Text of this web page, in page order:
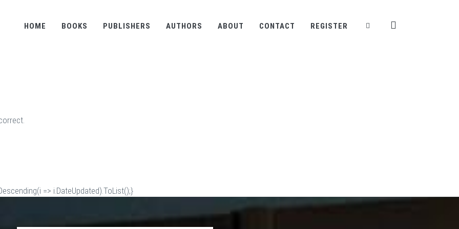
HOME BOOKS PUBLISHERS AUTHORS ABOUT CONTACT REGISTER
=> i.DateUpdated).ToList();}